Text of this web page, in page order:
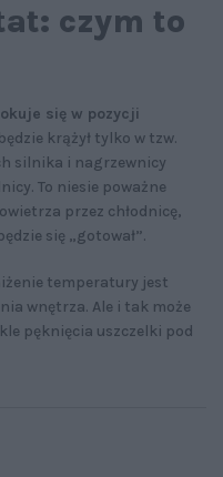
czym to
się w pozycji
krążył tylko w tzw.
silnika i nagrzewnicy
To niesie poważne
przez chłodnicę,
się „gotował”.
temperatury jest
wnętrza. Ale i tak może
pęknięcia uszczelki pod